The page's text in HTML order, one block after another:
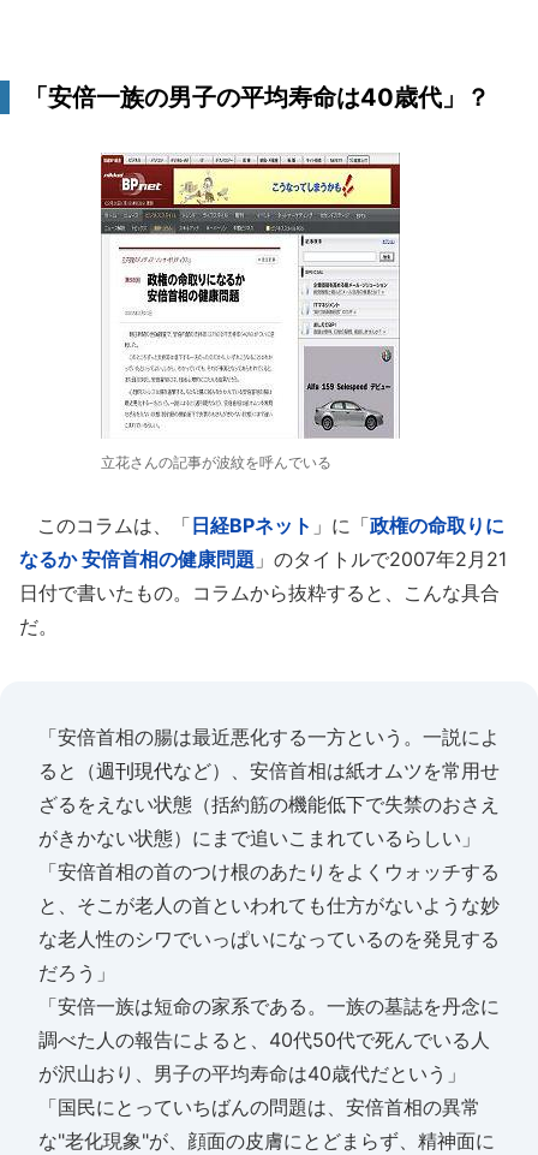
「安倍一族の男子の平均寿命は40歳代」？
立花さんの記事が波紋を呼んでいる
このコラムは、「 日経BPネット 」に「政権の命取りに
なるか 安倍首相の健康問題 」のタイトルで2007年2月21
日付で書いたもの。コラムから抜粋すると、こんな具合
だ。
「安倍首相の腸は最近悪化する一方という。一説によ
ると（週刊現代など）、安倍首相は紙オムツを常用せ
ざるをえない状態（括約筋の機能低下で失禁のおさえ
がきかない状態）にまで追いこまれているらしい」
「安倍首相の首のつけ根のあたりをよくウォッチする
と、そこが老人の首といわれても仕方がないような妙
な老人性のシワでいっぱいになっているのを発見する
だろう」
「安倍一族は短命の家系である。一族の墓誌を丹念に
調べた人の報告によると、40代50代で死んでいる人
が沢山おり、男子の平均寿命は40歳代だという」
「国民にとっていちばんの問題は、安倍首相の異常
な"老化現象"が、顔面の皮膚にとどまらず、精神面に